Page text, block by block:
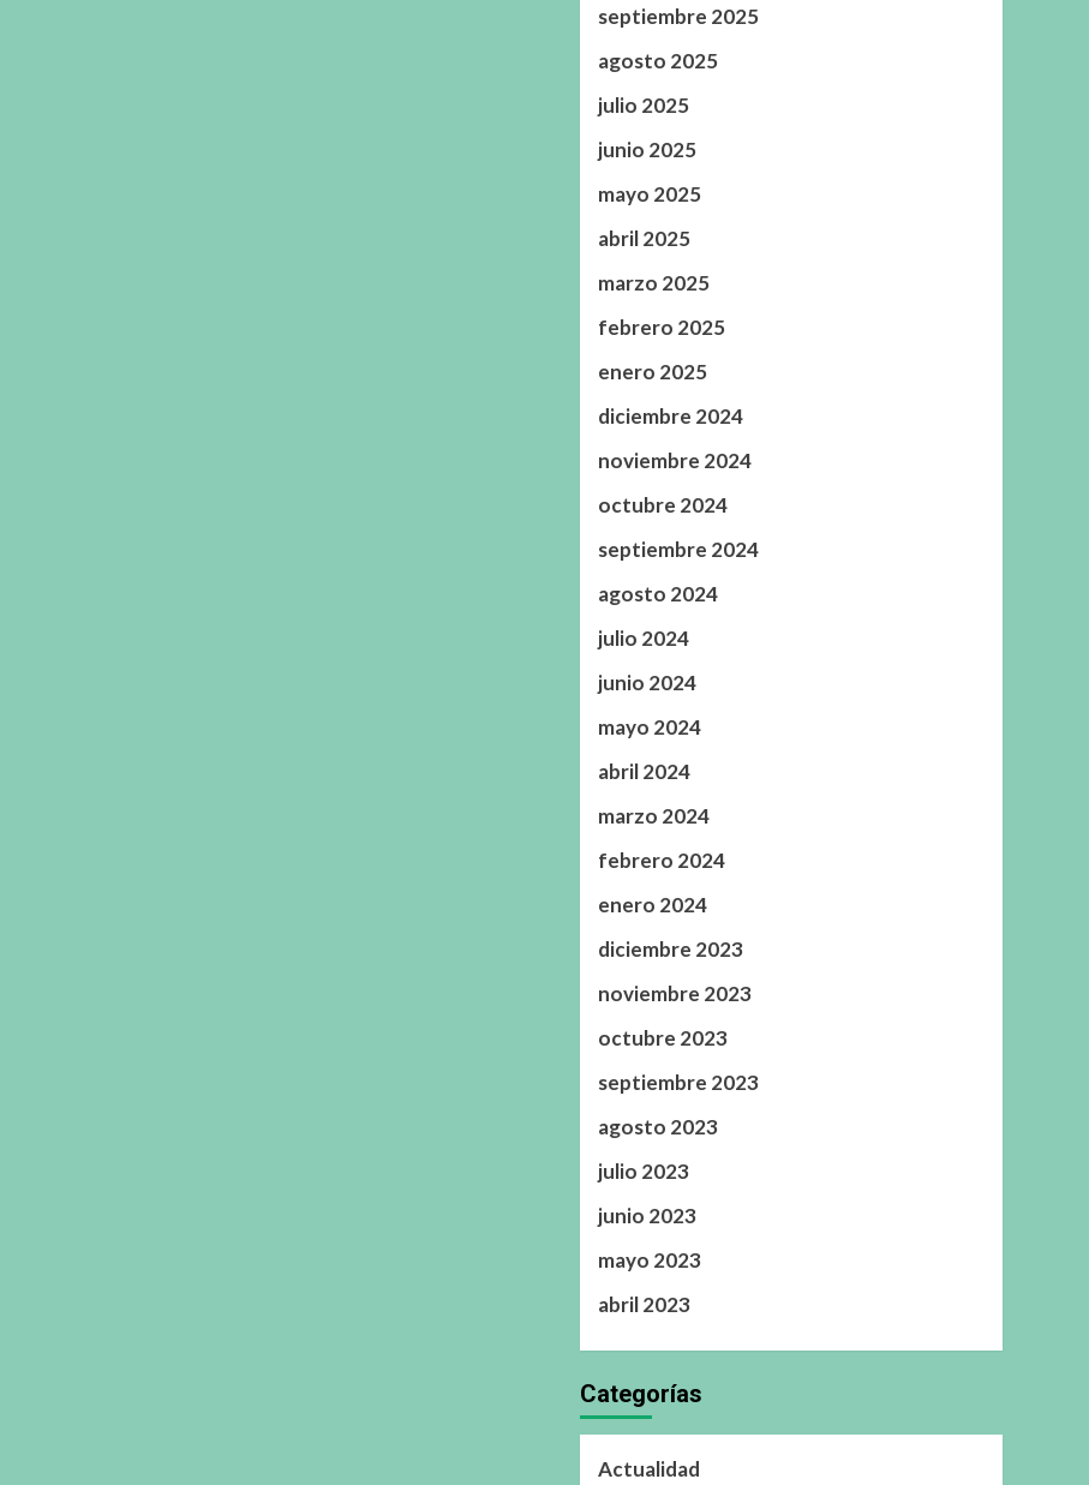
septiembre 2025
agosto 2025
julio 2025
junio 2025
mayo 2025
abril 2025
marzo 2025
febrero 2025
enero 2025
diciembre 2024
noviembre 2024
octubre 2024
septiembre 2024
agosto 2024
julio 2024
junio 2024
mayo 2024
abril 2024
marzo 2024
febrero 2024
enero 2024
diciembre 2023
noviembre 2023
octubre 2023
septiembre 2023
agosto 2023
julio 2023
junio 2023
mayo 2023
abril 2023
Categorías
Actualidad